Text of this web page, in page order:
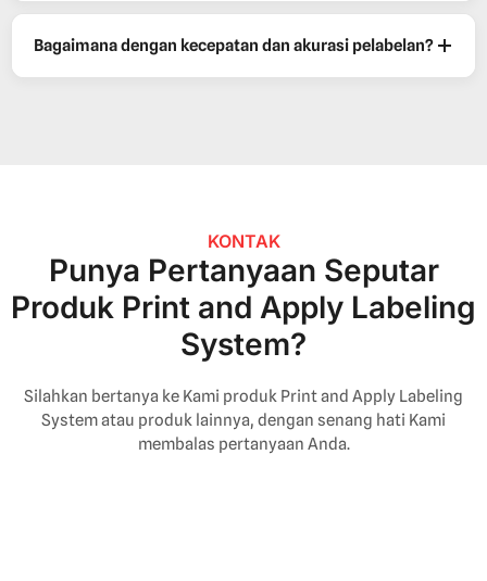
Bagaimana dengan kecepatan dan akurasi pelabelan?
KONTAK
Punya Pertanyaan Seputar
Produk Print and Apply Labeling
System?
Silahkan bertanya ke Kami produk Print and Apply Labeling
System atau produk lainnya, dengan senang hati Kami
membalas pertanyaan Anda.